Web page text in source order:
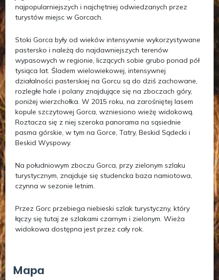
najpopularniejszych i najchętniej odwiedzanych przez
turystów miejsc w Gorcach.
Stoki Gorca były od wieków intensywnie wykorzystywane
pastersko i należą do najdawniejszych terenów
wypasowych w regionie, liczących sobie grubo ponad pół
tysiąca lat. Śladem wielowiekowej, intensywnej
działalności pasterskiej na Gorcu są do dziś zachowane,
rozległe hale i polany znajdujące się na zboczach góry,
poniżej wierzchołka. W 2015 roku, na zarośniętej lasem
kopule szczytowej Gorca, wzniesiono wieżę widokową.
Roztacza się z niej szeroka panorama na sąsiednie
pasma górskie, w tym na Gorce, Tatry, Beskid Sądecki i
Beskid Wyspowy.
Na południowym zboczu Gorca, przy zielonym szlaku
turystycznym, znajduje się studencka baza namiotowa,
czynna w sezonie letnim.
Przez Gorc przebiega niebieski szlak turystyczny, który
łączy się tutaj ze szlakami czarnym i zielonym. Wieża
widokowa dostępna jest przez cały rok.
Mapa